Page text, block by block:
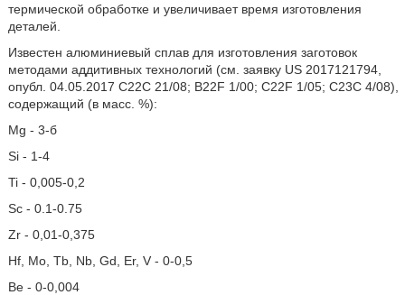
термической обработке и увеличивает время изготовления
деталей.
Известен алюминиевый сплав для изготовления заготовок
методами аддитивных технологий (см. заявку US 2017121794,
опубл. 04.05.2017 С22С 21/08; B22F 1/00; C22F 1/05; С23С 4/08),
содержащий (в масс. %):
Mg - 3-б
Si - 1-4
Ti - 0,005-0,2
Sc - 0.1-0.75
Zr - 0,01-0,375
Hf, Mo, Tb, Nb, Gd, Er, V - 0-0,5
Be - 0-0,004